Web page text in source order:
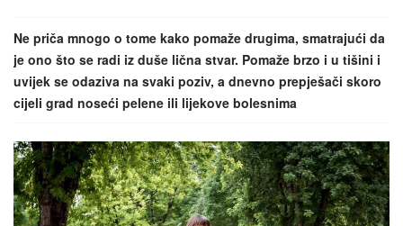
i
g
a
t
o
n
i
g
a
o
n
Ne priča mnogo o tome kako pomaže drugima, smatrajući da
je ono što se radi iz duše lična stvar. Pomaže brzo i u tišini i
uvijek se odaziva na svaki poziv, a dnevno prepješači skoro
cijeli grad noseći pelene ili lijekove bolesnima